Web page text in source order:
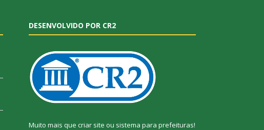
DESENVOLVIDO POR CR2
Muito mais que criar site ou sistema para prefeituras!